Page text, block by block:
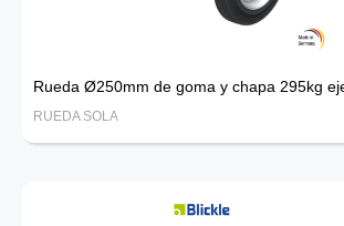
Rueda Ø250mm de goma y chapa 295kg
RUEDA SOLA